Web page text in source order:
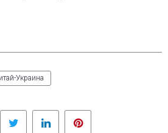
Украина
Facebook Twitter LinkedIn